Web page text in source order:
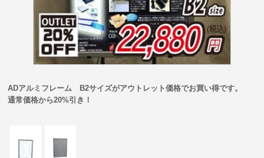
ADアルミフレーム B2サイズがアウトレット価格でお買い得です。
通常価格から20%引き！